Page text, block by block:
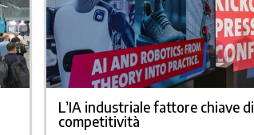
L’IA industriale fattore chiave di
competitività